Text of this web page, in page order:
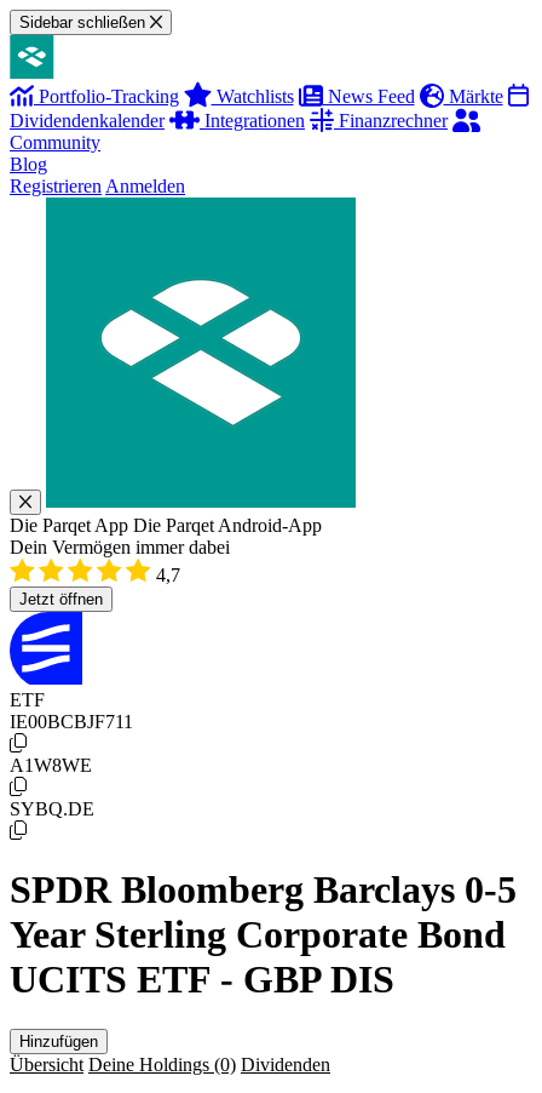
Sidebar schließen
Portfolio-Tracking Watchlists News Feed
Märkte
Dividendenkalender
Integrationen
Finanzrechner
Community
Blog
Registrieren Anmelden
Die Parqet App Die Parqet Android-App
Dein Vermögen immer dabei
4,7
Jetzt öffnen
ETF
IE00BCBJF711
A1W8WE
SYBQ.DE
SPDR Bloomberg Barclays 0-5
Year Sterling Corporate Bond
UCITS ETF - GBP DIS
Hinzufügen
Übersicht Deine Holdings (0) Dividenden